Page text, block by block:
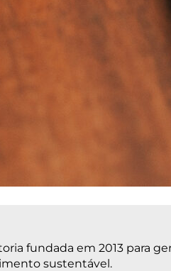
fundada em 2013 para
sustentável.